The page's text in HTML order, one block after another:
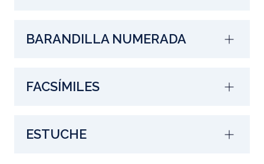
BARANDILLA NUMERADA
FACSÍMILES
ESTUCHE